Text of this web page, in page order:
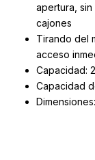
apertura,
cajones
Tirando del
acceso
Capacidad:
Capacidad